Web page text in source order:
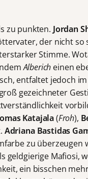
zu punkten. Jordan
der nicht so
Stimme.
Alberich einen
entfaltet jedoch
gezeichneter
Katajala(Froh),
Adriana Bastidas
zu überzeugen
geldgierige Mafiosi,
ein bisschen